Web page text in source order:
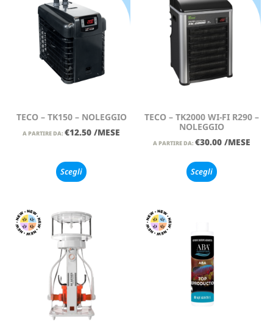
TECO – TK150 – NOLEGGIO
A PARTIRE DA: €12.50 /MESE
Scegli
TECO – TK2000 WI-FI R290 –
NOLEGGIO
A PARTIRE DA: €30.00 /MESE
Scegli